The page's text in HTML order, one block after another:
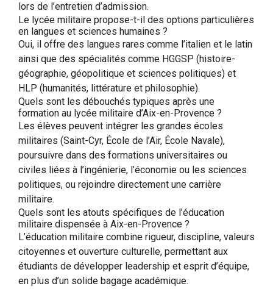
lors de l’entretien d’admission.
Le lycée militaire propose-t-il des options particulières
en langues et sciences humaines ?
Oui, il offre des langues rares comme l’italien et le latin
ainsi que des spécialités comme HGGSP (histoire-
géographie, géopolitique et sciences politiques) et
HLP (humanités, littérature et philosophie).
Quels sont les débouchés typiques après une
formation au lycée militaire d’Aix-en-Provence ?
Les élèves peuvent intégrer les grandes écoles
militaires (Saint-Cyr, École de l’Air, École Navale),
poursuivre dans des formations universitaires ou
civiles liées à l’ingénierie, l’économie ou les sciences
politiques, ou rejoindre directement une carrière
militaire.
Quels sont les atouts spécifiques de l’éducation
militaire dispensée à Aix-en-Provence ?
L’éducation militaire combine rigueur, discipline, valeurs
citoyennes et ouverture culturelle, permettant aux
étudiants de développer leadership et esprit d’équipe,
en plus d’un solide bagage académique.